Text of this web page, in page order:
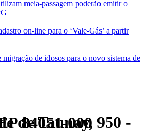
meia-passagem poderão emitir o
on-line para o ‘Vale-Gás’ a partir
migração de idosos para o novo sistema de
- Ronda - CEP 84051-000